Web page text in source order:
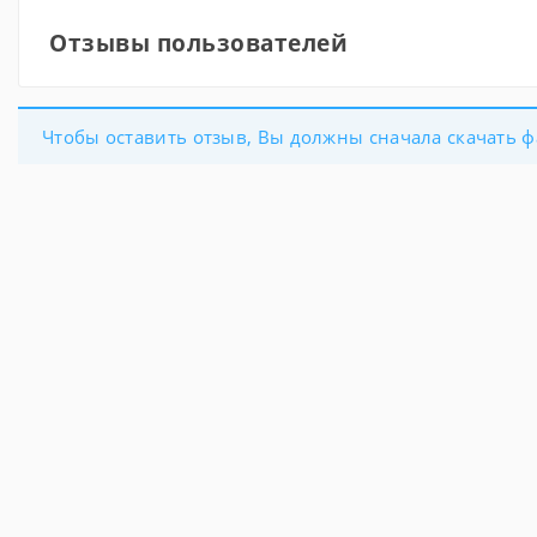
Отзывы пользователей
Чтобы оставить отзыв, Вы должны сначала скачать